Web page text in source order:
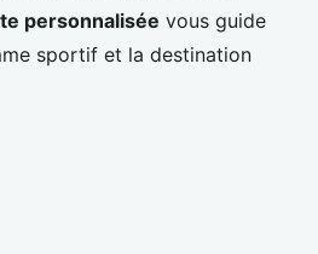
personnalisée vous guide
sportif et la destination